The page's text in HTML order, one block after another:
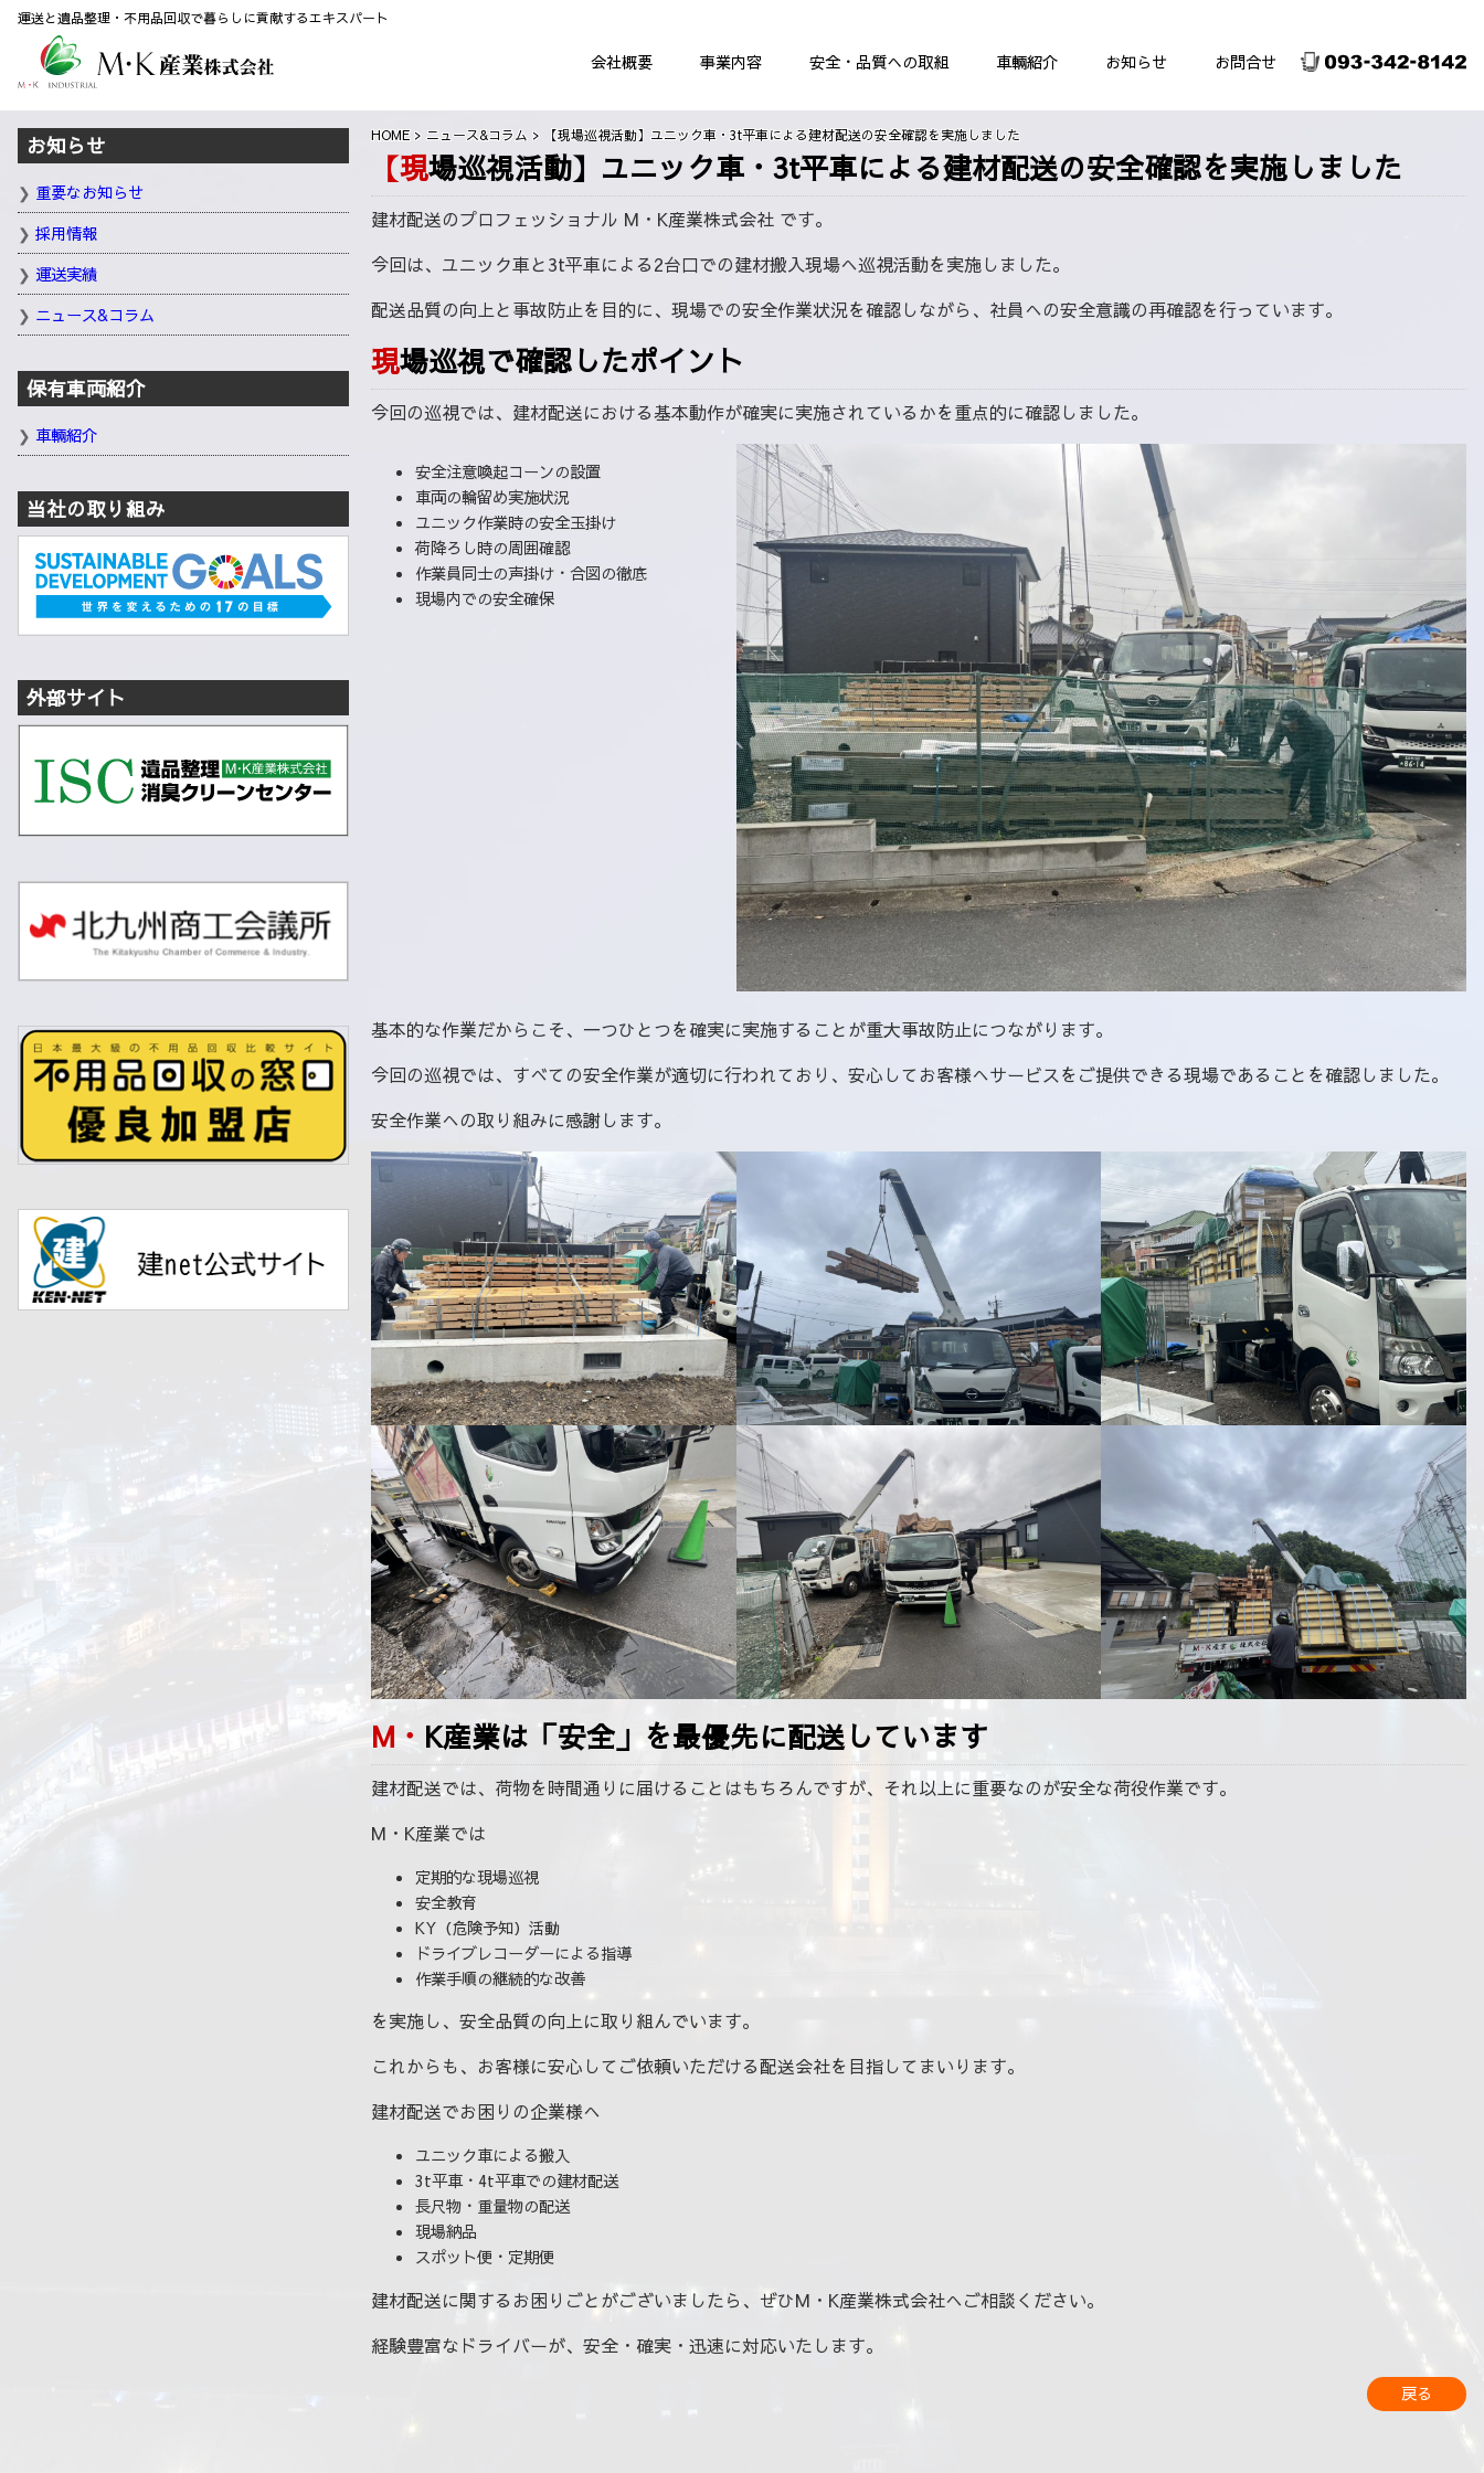
運送と遺品整理・不用品回収で暮らしに貢献するエキスパート
会社概要
事業内容
スポット運送料金表近距離
スポット運送料金表遠距離
定期配送運送料金
安全・品質への取組 車輛紹介 お知らせ お問合せ
HOME ニュース&コラム 【現場巡視活動】ユニック車・3t平車による建材配送の安全確認を実施しました
【現場巡視活動】ユニック車・3t平車による建材配送の安全確認を実施しました
建材配送のプロフェッショナル M・K産業株式会社 です。
今回は、ユニック車と3t平車による2台口での建材搬入現場へ巡視活動を実施しました。
配送品質の向上と事故防止を目的に、現場での安全作業状況を確認しながら、社員への安全意識の再確認を行っています。
現場巡視で確認したポイント
今回の巡視では、建材配送における基本動作が確実に実施されているかを重点的に確認しました。
安全注意喚起コーンの設置
車両の輪留め実施状況
ユニック作業時の安全玉掛け
荷降ろし時の周囲確認
作業員同士の声掛け・合図の徹底
現場内での安全確保
基本的な作業だからこそ、一つひとつを確実に実施することが重大事故防止につながります。
今回の巡視では、すべての安全作業が適切に行われており、安心してお客様へサービスをご提供できる現場であることを確認しました。
安全作業への取り組みに感謝します。
M・K産業は「安全」を最優先に配送しています
建材配送では、荷物を時間通りに届けることはもちろんですが、それ以上に重要なのが安全な荷役作業です。
M・K産業では
定期的な現場巡視
安全教育
KY（危険予知）活動
ドライブレコーダーによる指導
作業手順の継続的な改善
を実施し、安全品質の向上に取り組んでいます。
これからも、お客様に安心してご依頼いただける配送会社を目指してまいります。
建材配送でお困りの企業様へ
ユニック車による搬入
3t平車・4t平車での建材配送
長尺物・重量物の配送
現場納品
スポット便・定期便
建材配送に関するお困りごとがございましたら、ぜひM・K産業株式会社へご相談ください。
経験豊富なドライバーが、安全・確実・迅速に対応いたします。
戻る
お知らせ
重要なお知らせ
採用情報
運送実績
ニュース&コラム
保有車両紹介
車輛紹介
当社の取り組み
外部サイト